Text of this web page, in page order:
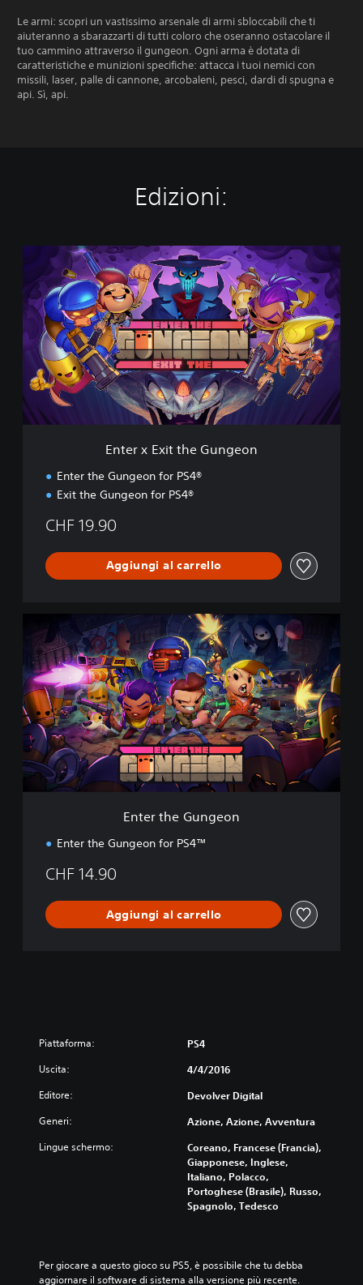
Le armi: scopri un vastissimo arsenale di armi sbloccabili che ti
aiuteranno a sbarazzarti di tutti coloro che oseranno ostacolare il
tuo cammino attraverso il gungeon. Ogni arma è dotata di
caratteristiche e munizioni specifiche: attacca i tuoi nemici con
missili, laser, palle di cannone, arcobaleni, pesci, dardi di spugna e
api. Sì, api.
Edizioni:
n
t
x
E
t
t
h
Enter x Exit the Gungeon
Enter the Gungeon for PS4®
Exit the Gungeon for PS4®
CHF 19.90
Aggiungi al carrello
e
r
t
h
e
G
u
n
g
Enter the Gungeon
Enter the Gungeon for PS4™
CHF 14.90
Aggiungi al carrello
Piattaforma: PS4
Uscita: 4/4/2016
Editore: Devolver Digital
Generi: Azione, Azione, Avventura
Lingue schermo:
Coreano, Francese (Francia),
Giapponese, Inglese,
Italiano, Polacco,
Portoghese (Brasile), Russo,
Spagnolo, Tedesco
Per giocare a questo gioco su PS5, è possibile che tu debba
aggiornare il software di sistema alla versione più recente.